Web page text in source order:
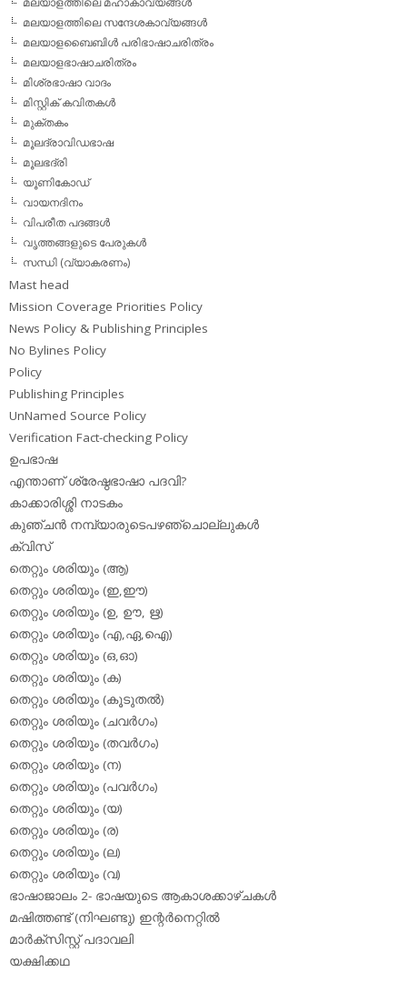
മലയാളത്തിലെ സന്ദേശകാവ്യങ്ങള്‍
മലയാളബൈബിള്‍ പരിഭാഷാചരിത്രം
മലയാളഭാഷാചരിത്രം
മിശ്രഭാഷാ വാദം
മിസ്റ്റിക് കവിതകള്‍
മുക്തകം
മൂലദ്രാവിഡഭാഷ
മൂലഭദ്രി
യൂണികോഡ്
വായനദിനം
വിപരീത പദങ്ങള്‍
വൃത്തങ്ങളുടെ പേരുകള്‍
സന്ധി (വ്യാകരണം)
Mast head
Mission Coverage Priorities Policy
News Policy & Publishing Principles
No Bylines Policy
Policy
Publishing Principles
UnNamed Source Policy
Verification Fact-checking Policy
ഉപഭാഷ
എന്താണ് ശ്രേഷ്ഠഭാഷാ പദവി?
കാക്കാരിശ്ശി നാടകം
കുഞ്ചന്‍ നമ്പ്യാരുടെപഴഞ്ചൊല്ലുകള്‍
ക്വിസ്
തെറ്റും ശരിയും (ആ)
തെറ്റും ശരിയും (ഇ,ഈ)
തെറ്റും ശരിയും (ഉ, ഊ, ഋ)
തെറ്റും ശരിയും (എ,ഏ,ഐ)
തെറ്റും ശരിയും (ഒ,ഓ)
തെറ്റും ശരിയും (ക)
തെറ്റും ശരിയും (കൂടുതല്‍)
തെറ്റും ശരിയും (ചവര്‍ഗം)
തെറ്റും ശരിയും (തവര്‍ഗം)
തെറ്റും ശരിയും (ന)
തെറ്റും ശരിയും (പവര്‍ഗം)
തെറ്റും ശരിയും (യ)
തെറ്റും ശരിയും (ര)
തെറ്റും ശരിയും (ല)
തെറ്റും ശരിയും (വ)
ഭാഷാജാലം 2- ഭാഷയുടെ ആകാശക്കാഴ്ചകള്‍
മഷിത്തണ്ട് (നിഘണ്ടു) ഇന്റര്‍നെറ്റില്‍
മാര്‍ക്‌സിസ്റ്റ് പദാവലി
യക്ഷിക്കഥ